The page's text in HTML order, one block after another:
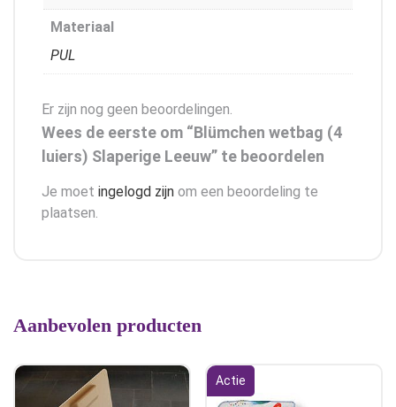
Materiaal
PUL
Er zijn nog geen beoordelingen.
Wees de eerste om “Blümchen wetbag (4
luiers) Slaperige Leeuw” te beoordelen
Je moet ingelogd zijn om een beoordeling te
plaatsen.
Aanbevolen producten
Actie